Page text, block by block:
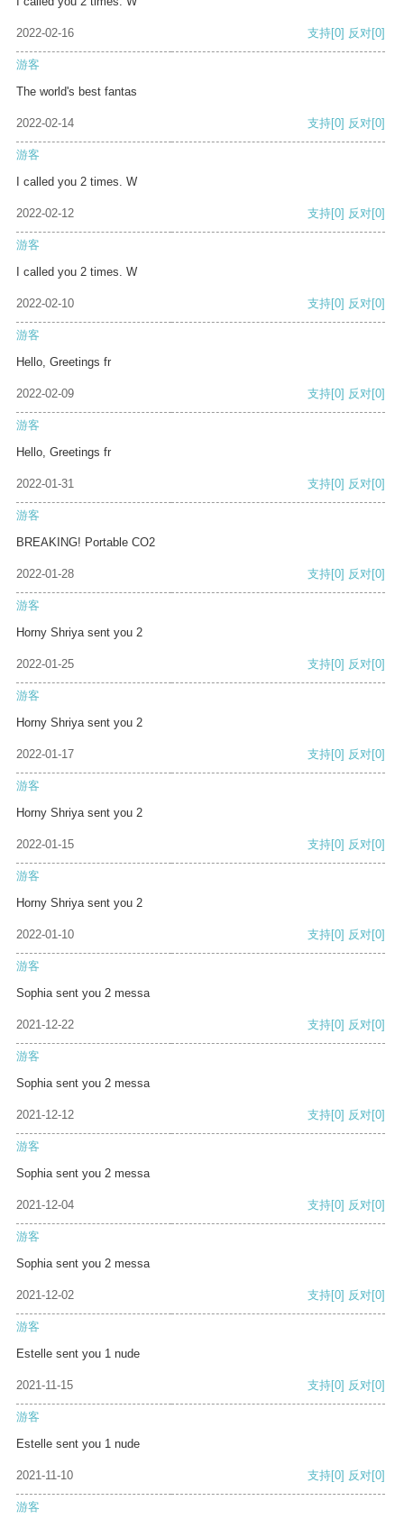
2022-02-16 支持[0] 反对[0]
游客
The world's best fantas
2022-02-14 支持[0] 反对[0]
游客
I called you 2 times. W
2022-02-12 支持[0] 反对[0]
游客
I called you 2 times. W
2022-02-10 支持[0] 反对[0]
游客
Hello, Greetings fr
2022-02-09 支持[0] 反对[0]
游客
Hello, Greetings fr
2022-01-31 支持[0] 反对[0]
游客
BREAKING! Portable CO2
2022-01-28 支持[0] 反对[0]
游客
Horny Shriya sent you 2
2022-01-25 支持[0] 反对[0]
游客
Horny Shriya sent you 2
2022-01-17 支持[0] 反对[0]
游客
Horny Shriya sent you 2
2022-01-15 支持[0] 反对[0]
游客
Horny Shriya sent you 2
2022-01-10 支持[0] 反对[0]
游客
Sophia sent you 2 messa
2021-12-22 支持[0] 反对[0]
游客
Sophia sent you 2 messa
2021-12-12 支持[0] 反对[0]
游客
Sophia sent you 2 messa
2021-12-04 支持[0] 反对[0]
游客
Sophia sent you 2 messa
2021-12-02 支持[0] 反对[0]
游客
Estelle sent you 1 nude
2021-11-15 支持[0] 反对[0]
游客
Estelle sent you 1 nude
2021-11-10 支持[0] 反对[0]
游客